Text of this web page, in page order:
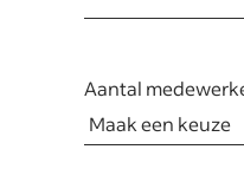
Aantal